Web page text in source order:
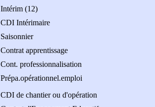
Intérim (12)
CDI Intérimaire
Saisonnier
Contrat apprentissage
Cont. professionnalisation
Prépa.opérationnel.emploi
CDI de chantier ou d'opération